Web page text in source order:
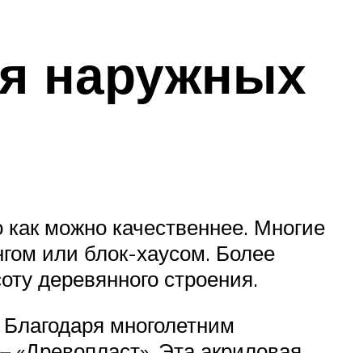
наружных
можно качественнее. Многие
или блок-хаусом. Более
деревянного строения.
многолетним